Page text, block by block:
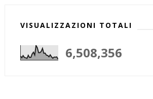
VISUALIZZAZIONI TOTALI
6,508,356